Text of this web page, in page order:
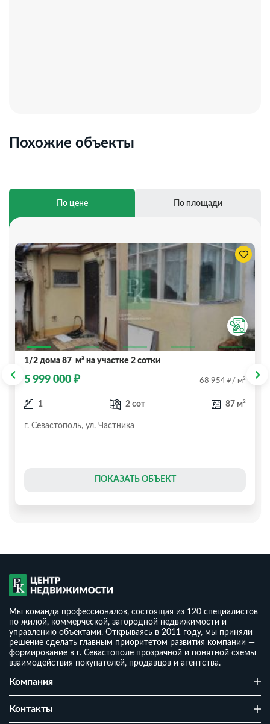
Похожие объекты
По цене По площади
1/2 дома 87 м² на участке 2 сотки
5 999 000 ₽ 68 954 ₽/ м2
1 2 сот 87 м2
г. Севастополь, ул. Частника
ПОКАЗАТЬ ОБЪЕКТ
Дом 90 м² в Казачьей бухте
12 700 000
2
Мы команда профессионалов, состоящая из 120 специалистов
по жилой, коммерческой, загородной недвижимости и
управлению объектами. Открываясь в 2011 году, мы приняли
решение сделать главным приоритетом развития компании —
формирование в г. Севастополе прозрачной и понятной схемы
взаимодействия покупателей, продавцов и агентства.
Компания
Контакты